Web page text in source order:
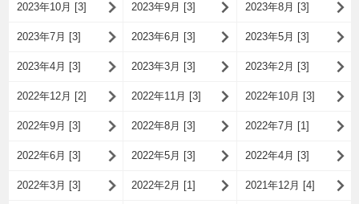
2023年10月 [3] 2023年9月 [3] 2023年8月 [3]
2023年7月 [3] 2023年6月 [3] 2023年5月 [3]
2023年4月 [3] 2023年3月 [3] 2023年2月 [3]
2022年12月 [2] 2022年11月 [3] 2022年10月 [3]
2022年9月 [3] 2022年8月 [3] 2022年7月 [1]
2022年6月 [3] 2022年5月 [3] 2022年4月 [3]
2022年3月 [3] 2022年2月 [1] 2021年12月 [4]